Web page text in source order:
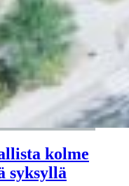
kolme
syksyllä